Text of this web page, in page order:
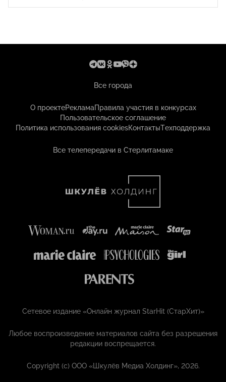
Все города
О проектеРекламаПравила участия в конкурсах
Пользовательское соглашение
Политика использования cookiesКонтактыТехподдержка
Все телепередачи в Стерлитамаке
Сетевое издание «Онлайн журнал StarHit (СтарХит)»
Любое воспроизведение материалов сайта без разрешения
редакции воспрещается.
Copyright (с) ООО «Шкулёв Медиа Холдинг», 2026.